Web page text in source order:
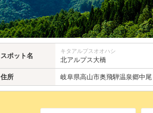
スポット名
キタアルプスオオハシ
北アルプス大橋
住所 岐阜県高山市奥飛騨温泉郷中尾